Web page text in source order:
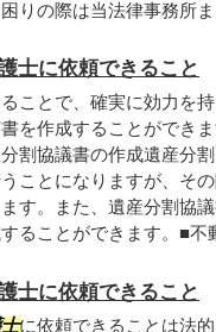
りの際は当法律事務所
士に依頼できること
ことで、確実に効力を
を作成することができ
割協議書の作成遺産分
ことになりますが、そ
す。また、遺産分割協
ることができます。■不
士に依頼できること
に依頼できることは法